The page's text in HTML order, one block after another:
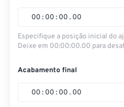
00 : 00 : 00 . 00
Especifique a posição inicial do
Deixe em 00:00:00.00 para
Acabamento final
00 : 00 : 00 . 00